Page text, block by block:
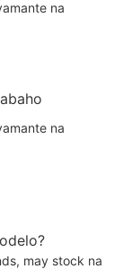
may stock na